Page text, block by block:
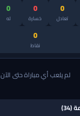
0
تعادل
0
خسارة
0
له
0
نقاط
لم يلعب أي مباراة حتى الآن